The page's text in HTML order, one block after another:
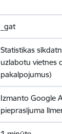
_gat
Statistikas
uzlabotu vietnes
pakalpojumus)
Izmanto Google
pieprasījuma